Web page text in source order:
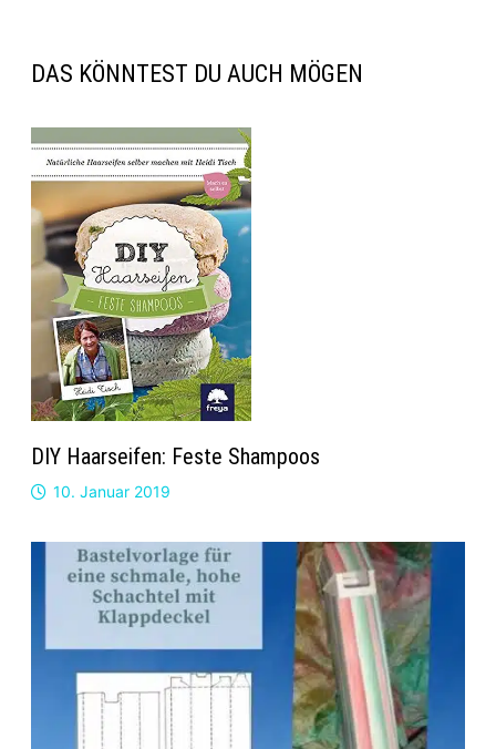
DAS KÖNNTEST DU AUCH MÖGEN
DIY Haarseifen: Feste Shampoos
10. Januar 2019